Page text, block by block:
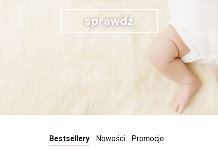
sprawdź
Bestsellery Nowości Promocje